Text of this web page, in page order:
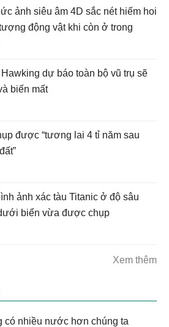
ảnh siêu âm 4D sắc nét hiếm hoi
động vật khi còn ở trong
dự báo toàn bộ vũ trụ sẽ
biến mất
được “tương lai 4 tỉ năm sau
ảnh xác tàu Titanic ở độ sâu
biển vừa được chụp
Xem thêm
có nhiều nước hơn chúng ta